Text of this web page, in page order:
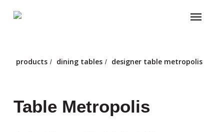
Menu
products / dining tables / designer table metropolis
Table Metropolis